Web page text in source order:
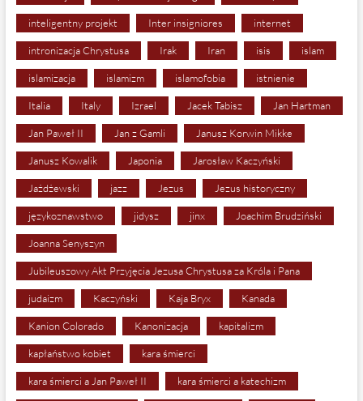
inteligentny projekt Inter insigniores internet
intronizacja Chrystusa Irak Iran isis islam
islamizacja islamizm islamofobia istnienie
Italia Italy Izrael Jacek Tabisz Jan Hartman
Jan Paweł II Jan z Gamli Janusz Korwin Mikke
Janusz Kowalik Japonia Jarosław Kaczyński
Jażdżewski jazz Jezus Jezus historyczny
językoznawstwo jidysz jinx Joachim Brudziński
Joanna Senyszyn
Jubileuszowy Akt Przyjęcia Jezusa Chrystusa za Króla i Pana
judaizm Kaczyński Kaja Bryx Kanada
Kanion Colorado Kanonizacja kapitalizm
kapłaństwo kobiet kara śmierci
kara śmierci a Jan Paweł II kara śmierci a katechizm